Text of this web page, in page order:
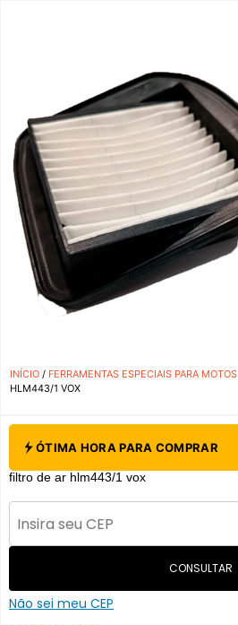
INÍCIO / FERRAMENTAS ESPECIAIS PARA MOTOS
HLM443/1 VOX
ÓTIMA HORA PARA COMPRAR
filtro de ar hlm443/1 vox
CONSULTAR
Não sei meu CEP